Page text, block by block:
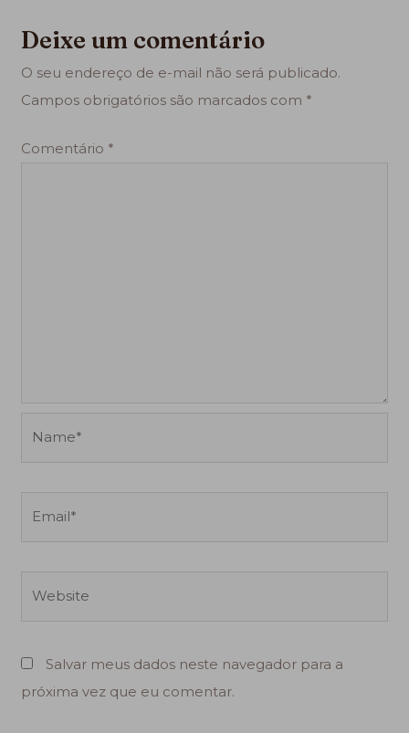
Deixe um comentário
O seu endereço de e-mail não será publicado.
Campos obrigatórios são marcados com *
Comentário *
Salvar meus dados neste navegador para a
próxima vez que eu comentar.